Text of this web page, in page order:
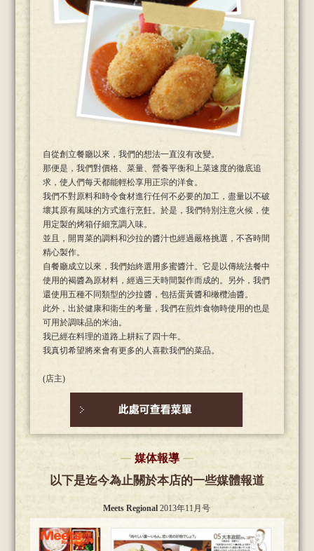
自從創立餐廳以來，我們的想法一直沒有改變。
那便是，我們對價格、菜量、營養平衡和上菜速度的徹底追
求，使人們每天都能輕松享用正宗的洋食。
我們不對原料和時令食材進行任何不必要的加工，盡量以不破
壞其原有風味的方式進行烹飪。於是，我們特別注意火候，使
用定製的烤箱仔細烹調入味。
並且，開胃菜的調料和沙拉的醬汁也經過嚴格挑選，不吝時間
精心製作。
自餐廳成立以來，我們始終選用多蜜醬汁。它是以傳統法餐中
使用的褐醬為原材料，經過三天時間製作而成的。另外，我們
還使用五種不同類型的沙拉醬，包括蛋黃醬和橄欖油醬。
此外，出於健康和衛生的考量，我們在煎炸食物時使用的也是
可用於調味品的米油。
我已經在料理的道路上耕耘了四十年。
我真切希望將來會有更多的人喜歡我們的菜品。
(店主)
媒体報導
以下是迄今為止關於本店的一些媒體報道
Meets Regional2013年11月号